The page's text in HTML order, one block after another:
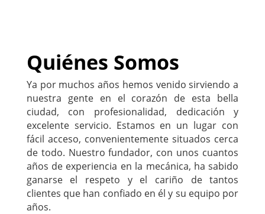
Quiénes Somos
Ya por muchos años hemos venido sirviendo a
nuestra gente en el corazón de esta bella
ciudad, con profesionalidad, dedicación y
excelente servicio. Estamos en un lugar con
fácil acceso, convenientemente situados cerca
de todo. Nuestro fundador, con unos cuantos
años de experiencia en la mecánica, ha sabido
ganarse el respeto y el cariño de tantos
clientes que han confiado en él y su equipo por
años.